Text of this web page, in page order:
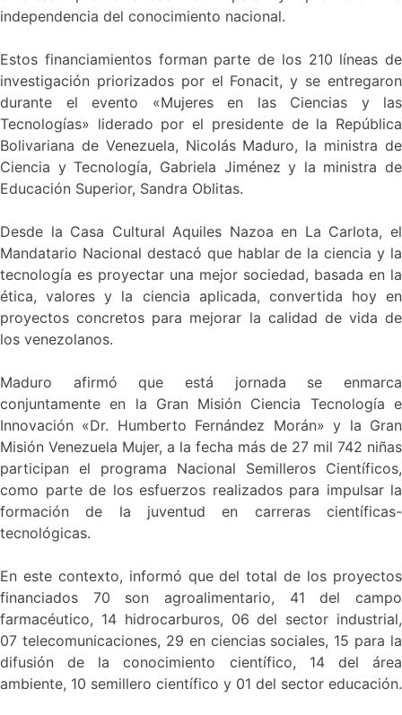
independencia del conocimiento nacional.
Estos financiamientos forman parte de los 210 líneas de
investigación priorizados por el Fonacit, y se entregaron
durante el evento «Mujeres en las Ciencias y las
Tecnologías» liderado por el presidente de la República
Bolivariana de Venezuela, Nicolás Maduro, la ministra de
Ciencia y Tecnología, Gabriela Jiménez y la ministra de
Educación Superior, Sandra Oblitas.
Desde la Casa Cultural Aquiles Nazoa en La Carlota, el
Mandatario Nacional destacó que hablar de la ciencia y la
tecnología es proyectar una mejor sociedad, basada en la
ética, valores y la ciencia aplicada, convertida hoy en
proyectos concretos para mejorar la calidad de vida de
los venezolanos.
Maduro afirmó que está jornada se enmarca
conjuntamente en la Gran Misión Ciencia Tecnología e
Innovación «Dr. Humberto Fernández Morán» y la Gran
Misión Venezuela Mujer, a la fecha más de 27 mil 742 niñas
participan el programa Nacional Semilleros Científicos,
como parte de los esfuerzos realizados para impulsar la
formación de la juventud en carreras científicas-
tecnológicas.
En este contexto, informó que del total de los proyectos
financiados 70 son agroalimentario, 41 del campo
farmacéutico, 14 hidrocarburos, 06 del sector industrial,
07 telecomunicaciones, 29 en ciencias sociales, 15 para la
difusión de la conocimiento científico, 14 del área
ambiente, 10 semillero científico y 01 del sector educación.